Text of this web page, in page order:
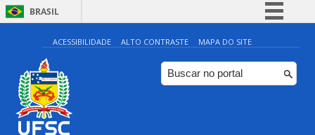
BRASIL
Simplifique!
Comunica BR
Participe
ACESSIBILIDADE ALTO CONTRASTE MAPA DO SITE